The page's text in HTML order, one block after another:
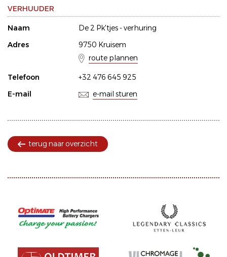
VERHUUDER
Naam
De 2 Pk'tjes - verhuring
Adres
9750 Kruisem
route plannen
Telefoon
+32 476 645 925
E-mail
e-mail sturen
terug naar overzicht